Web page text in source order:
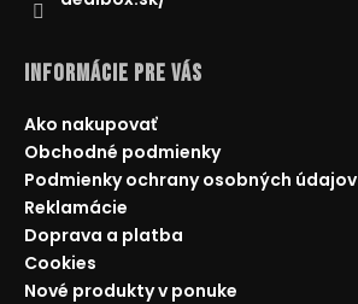
Informácie pre Vás
Ako nakupovať
Obchodné podmienky
Podmienky ochrany osobných údajov
Reklamácie
Doprava a platba
Cookies
Nové produkty v ponuke